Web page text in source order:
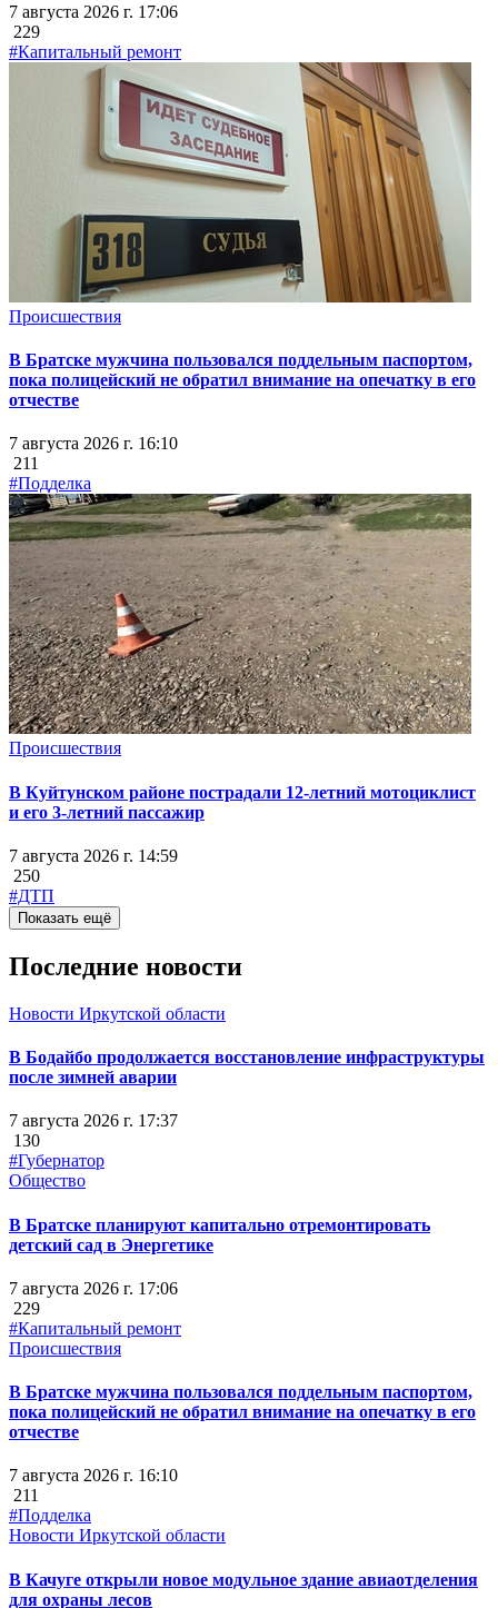
7 августа 2026 г. 17:06
229
#Капитальный ремонт
Происшествия
В Братске мужчина пользовался поддельным паспортом,
пока полицейский не обратил внимание на опечатку в его
отчестве
7 августа 2026 г. 16:10
211
#Подделка
Происшествия
В Куйтунском районе пострадали 12-летний мотоциклист
и его 3-летний пассажир
7 августа 2026 г. 14:59
250
#ДТП
Показать ещё
Последние новости
Новости Иркутской области
В Бодайбо продолжается восстановление инфраструктуры
после зимней аварии
7 августа 2026 г. 17:37
130
#Губернатор
Общество
В Братске планируют капитально отремонтировать
детский сад в Энергетике
7 августа 2026 г. 17:06
229
#Капитальный ремонт
Происшествия
В Братске мужчина пользовался поддельным паспортом,
пока полицейский не обратил внимание на опечатку в его
отчестве
7 августа 2026 г. 16:10
211
#Подделка
Новости Иркутской области
В Качуге открыли новое модульное здание авиаотделения
для охраны лесов